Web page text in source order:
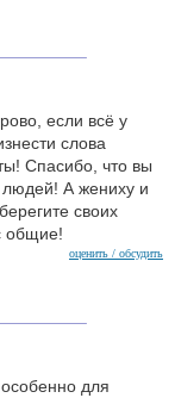
если всё у
слова
Спасибо, что вы
людей! А жениху и
своих
общие!
оценить / обсудить
для